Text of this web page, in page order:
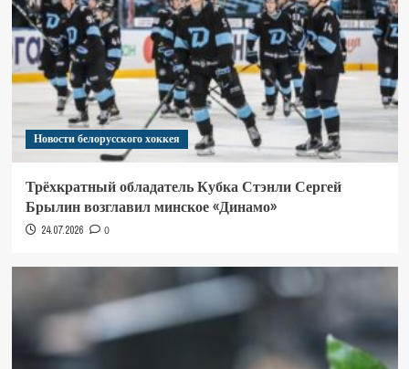
Новости белорусского хоккея
Трёхкратный обладатель Кубка Стэнли Сергей
Брылин возглавил минское «Динамо»
24.07.2026 0